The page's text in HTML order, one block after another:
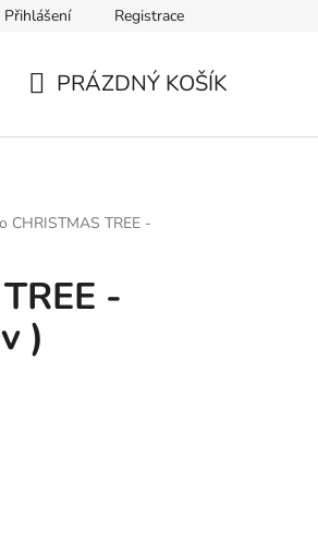
Přihlášení Registrace
PRÁZDNÝ KOŠÍK
CHRISTMAS TREE -
-
)